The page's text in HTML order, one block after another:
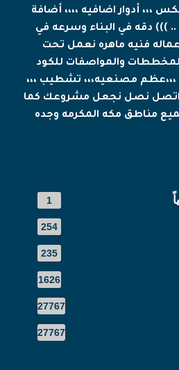
،،، أدوار اضافيه ،،،، أضافة
))) دقه في البناء وسرعه في
عماله فنيه ماهره نعمل تحت
والمواصفات للكود
مصنعيه،،، تشطيب ،،،
اتصل نصل نجعل مشروعك كما
مناطق مكه المكرمه وجده
1
254
235
1626
27767
27767